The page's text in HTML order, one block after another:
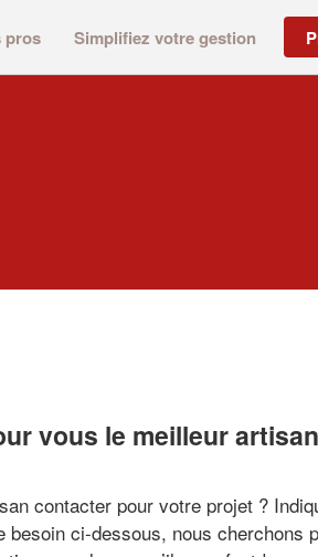
pros Simplifiez votre gestion
vous le meilleur
contacter pour votre projet ?
besoin ci-dessous, nous cherchons